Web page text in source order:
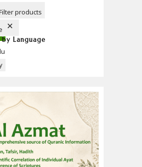
products
Language